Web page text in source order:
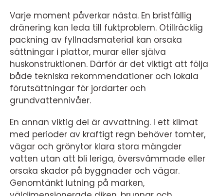
Varje moment påverkar nästa. En bristfällig
dränering kan leda till fuktproblem. Otillräcklig
packning av fyllnadsmaterial kan orsaka
sättningar i plattor, murar eller själva
huskonstruktionen. Därför är det viktigt att följa
både tekniska rekommendationer och lokala
förutsättningar för jordarter och
grundvattennivåer.
En annan viktig del är avvattning. I ett klimat
med perioder av kraftigt regn behöver tomter,
vägar och grönytor klara stora mängder
vatten utan att bli leriga, översvämmade eller
orsaka skador på byggnader och vägar.
Genomtänkt lutning på marken,